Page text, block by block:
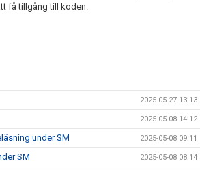
få tillgång till koden.
2025-05-27 13:13
2025-05-08 14:12
under SM 2025-05-08 09:11
SM 2025-05-08 08:14